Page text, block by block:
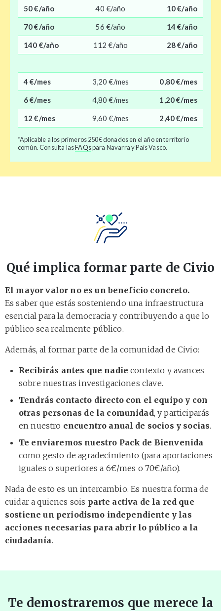
50 €/año 40 €/año 10 €/año
70 €/año 56 €/año 14 €/año
140 €/año 112 €/año 28 €/año
4 €/mes 3,20 €/mes 0,80 €/mes
6 €/mes 4,80 €/mes 1,20 €/mes
12 €/mes 9,60 €/mes 2,40 €/mes
*Aplicable a los primeros 250€ donados en el año en territorio
común. Consulta lasFAQspara Navarra y País Vasco.
Qué implica formar parte de Civio
El mayor valor no es un beneficio concreto.
Es saber que estás sosteniendo una infraestructura
esencial para la democracia y contribuyendo a que lo
público sea realmente público.
Además, al formar parte de la comunidad de Civio:
Recibirás antes que nadie contexto y avances
sobre nuestras investigaciones clave.
Tendrás contacto directo con el equipo y con
otras personas de la comunidad, y participarás
en nuestro encuentro anual de socios y socias.
Te enviaremos nuestro Pack de Bienvenida
como gesto de agradecimiento (para aportaciones
iguales o superiores a 6€/mes o 70€/año).
Nada de esto es un intercambio. Es nuestra forma de
cuidar a quienes sois parte activa de la red que
sostiene un periodismo independiente y las
acciones necesarias para abrir lo público a la
ciudadanía.
Te demostraremos que merece la